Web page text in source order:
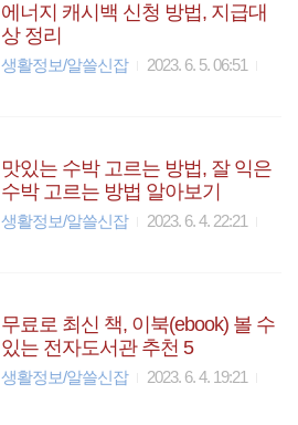
에너지 캐시백 신청 방법, 지급대
상 정리
생활정보/알쓸신잡 2023. 6. 5. 06:51
맛있는 수박 고르는 방법, 잘 익은
수박 고르는 방법 알아보기
생활정보/알쓸신잡 2023. 6. 4. 22:21
무료로 최신 책, 이북(ebook) 볼 수
있는 전자도서관 추천 5
생활정보/알쓸신잡 2023. 6. 4. 19:21